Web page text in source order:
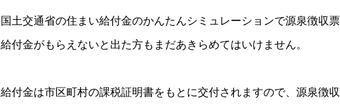
国土交通省の住まい給付金のかんたんシミュレーションで源泉徴収票
給付金がもらえないと出た方もまだあきらめてはいけません。
給付金は市区町村の課税証明書をもとに交付されますので、源泉徴